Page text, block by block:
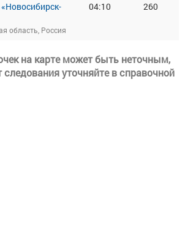
область, Россия
04:10 260
на карте может быть неточным,
уточняйте в справочной